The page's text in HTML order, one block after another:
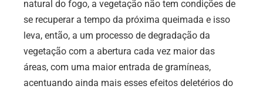
natural do fogo, a vegetação não tem condições de
se recuperar a tempo da próxima queimada e isso
leva, então, a um processo de degradação da
vegetação com a abertura cada vez maior das
áreas, com uma maior entrada de gramíneas,
acentuando ainda mais esses efeitos deletérios do